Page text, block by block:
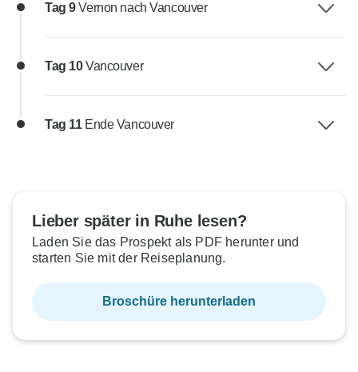
Tag 9Vernon nach Vancouver
Tag 10Vancouver
Tag 11 Ende Vancouver
Lieber später in Ruhe lesen?
Laden Sie das Prospekt als PDF herunter und
starten Sie mit der Reiseplanung.
Broschüre herunterladen